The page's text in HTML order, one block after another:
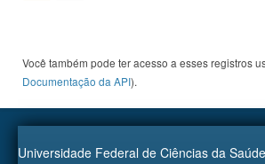
Você também pode ter acesso a esses registros
Documentação da API).
Universidade Federal de Ciências da